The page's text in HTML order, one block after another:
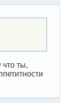
ты,